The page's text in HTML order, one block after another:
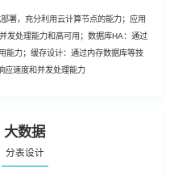
署，充分利用云计算节点的能力；应用
发处理能力和高可用；数据库HA：通过
能力；缓存设计：通过内存数据库等技
应速度和并发处理能力
大数据
分表设计